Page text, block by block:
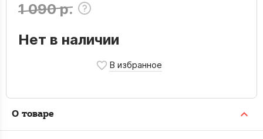
1 090 р.
Нет в наличии
О товаре